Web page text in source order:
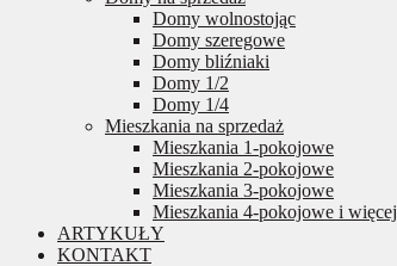
Domy wolnostojąc
Domy szeregowe
Domy bliźniaki
Domy 1/2
Domy 1/4
Mieszkania na sprzedaż
Mieszkania 1-pokojowe
Mieszkania 2-pokojowe
Mieszkania 3-pokojowe
Mieszkania 4-pokojowe i więcej
ARTYKUŁY
KONTAKT